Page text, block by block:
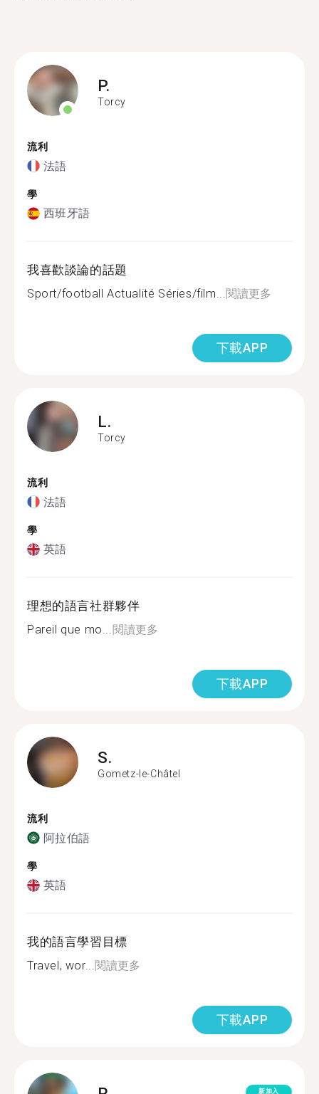
P.
Torcy
流利
法語
學
西班牙語
我喜歡談論的話題
Sport/football Actualité Séries/film...閱讀更多
下載APP
L.
Torcy
流利
法語
學
英語
理想的語言社群夥伴
Pareil que mo...閱讀更多
下載APP
S.
Gometz-le-Châtel
流利
阿拉伯語
學
英語
我的語言學習目標
Travel, wor...閱讀更多
下載APP
新加入